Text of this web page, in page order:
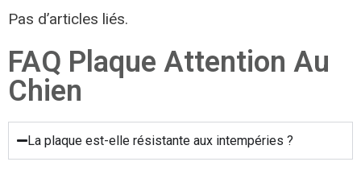
Pas d’articles liés.
FAQ Plaque Attention Au
Chien
La plaque est-elle résistante aux intempéries ?